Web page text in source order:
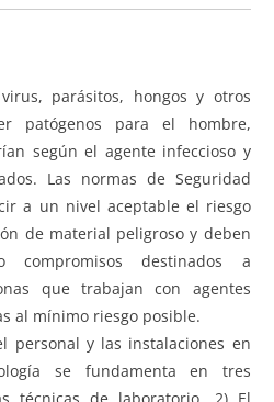
parásitos, hongos y otros
patógenos para el hombre,
según el agente infeccioso y
Las normas de Seguridad
a un nivel aceptable el riesgo
de material peligroso y deben
compromisos destinados a
que trabajan con agentes
al mínimo riesgo posible.
personal y las instalaciones en
se fundamenta en tres